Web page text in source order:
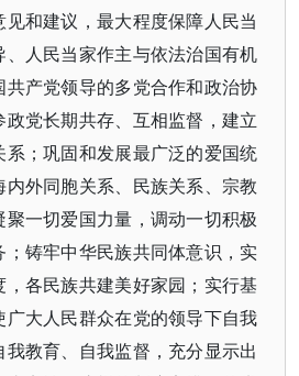
和建议，最大程度保障人民当
人民当家作主与依法治国有机
产党领导的多党合作和政治协
党长期共存、互相监督，建立
；巩固和发展最广泛的爱国统
外同胞关系、民族关系、宗教
一切爱国力量，调动一切积极
铸牢中华民族共同体意识，实
各民族共建美好家园；实行基
大人民群众在党的领导下自我
教育、自我监督，充分显示出